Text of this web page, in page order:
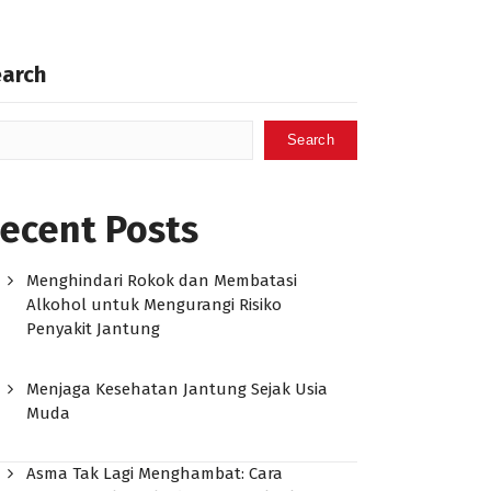
Search
Posts
Menghindari Rokok dan Membatasi
Alkohol untuk Mengurangi Risiko
Penyakit Jantung
Menjaga Kesehatan Jantung Sejak Usia
Muda
Asma Tak Lagi Menghambat: Cara